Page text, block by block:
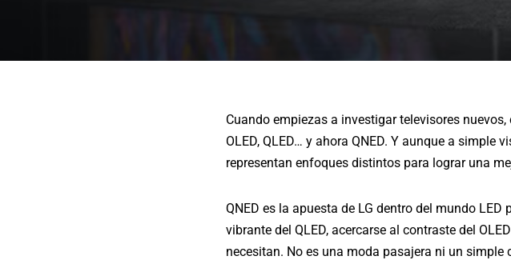
Cuando empiezas a investigar televisores
OLED, QLED… y ahora QNED. Y aunque a
representan enfoques distintos para lograr una
QNED es la apuesta de LG dentro del mundo
vibrante del QLED, acercarse al contraste del
necesitan. No es una moda pasajera ni un